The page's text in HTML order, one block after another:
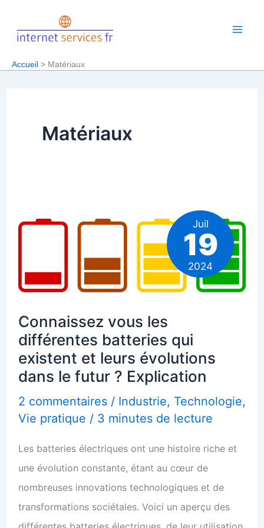
Accueil Matériaux
Matériaux
Connaissez vous les
différentes batteries qui
existent et leurs évolutions
dans le futur ? Explication
2 commentaires / Industrie, Technologie,
Vie pratique / 3 minutes de lecture
Les batteries électriques ont une histoire riche et
une évolution constante, étant au cœur de
nombreuses innovations technologiques et de
transformations sociétales. Voici un aperçu des
Juil
19
2024